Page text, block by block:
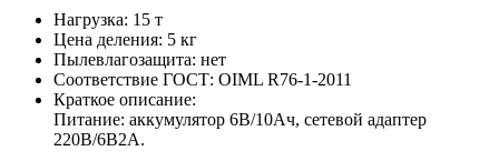
Нагрузка: 15 т
Цена деления: 5 кг
Пылевлагозащита: нет
Соответствие ГОСТ: OIML R76-1-2011
Краткое описание:
Питание: аккумулятор 6В/10Ач, сетевой адаптер
220В/6В2А.